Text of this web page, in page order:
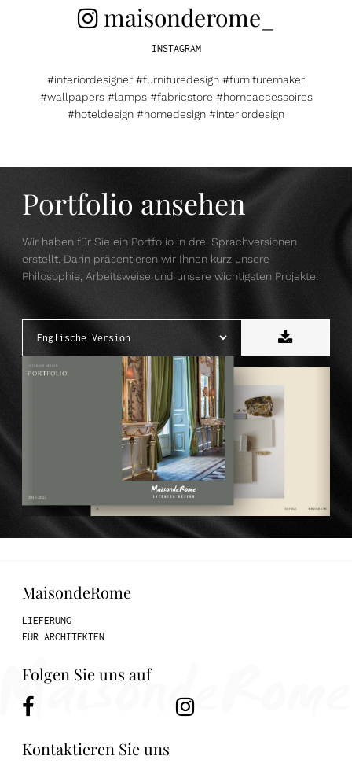
maisonderome_
INSTAGRAM
#interiordesigner #furnituredesign #furnituremaker
#wallpapers #lamps #fabricstore #homeaccessoires
#hoteldesign #homedesign #interiordesign
Portfolio ansehen
Wir haben für Sie ein Portfolio in drei Sprachversionen
erstellt. Darin präsentieren wir Ihnen kurz unsere
Philosophie, Arbeitsweise und unsere wichtigsten Projekte.
MaisondeRome
LIEFERUNG
FÜR ARCHITEKTEN
Folgen Sie uns auf
Kontaktieren Sie uns